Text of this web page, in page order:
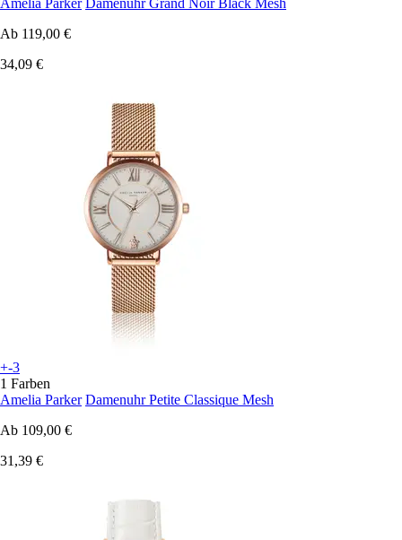
Amelia Parker
Damenuhr Grand Noir Black Mesh
Ab 119,00 €
34,09 €
+-3
1 Farben
Amelia Parker Damenuhr Petite Classique Mesh
Ab 109,00 €
31,39 €